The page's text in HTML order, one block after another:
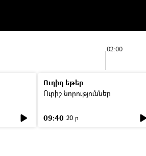
02:00
Ուղիղ եթեր
Ուրիշ նորություններ
09:40 20 ր